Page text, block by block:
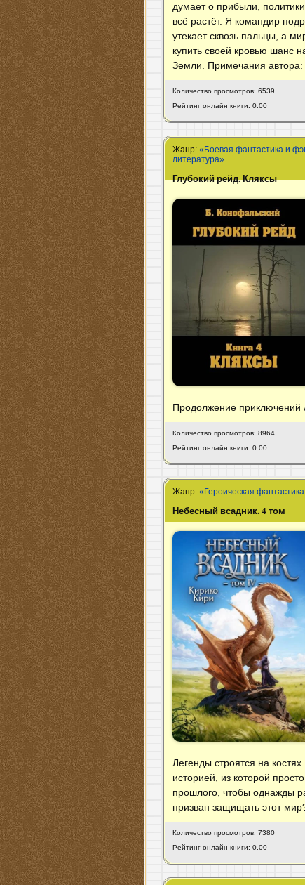
думает о прибыли,
всё растёт. Я командир
утекает сквозь пальцы, а
купить своей кровью
Земли. Примечания
Количество просмотров: 6539
Рейтинг онлайн книги: 0.00
Жанр:«Боевая фантастика и
литература»
Глубокий рейд. Кляксы
Продолжение
Количество просмотров: 8964
Рейтинг онлайн книги: 0.00
Жанр:«Героическая
Небесный всадник. 4 том
Легенды строятся на
историей, из которой
прошлого, чтобы однажды
призван защищать этот
Количество просмотров: 7380
Рейтинг онлайн книги: 0.00